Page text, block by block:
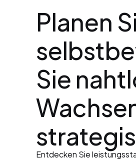
Planen
Sie
Entdecken Sie